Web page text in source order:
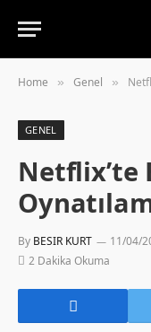
Home » Genel »
GENEL
Netflix’te
By BESIR KURT 11/04/
2 Dakika Okuma